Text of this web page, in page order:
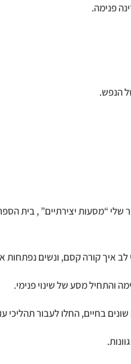
פנימה.
הנפש.
שלי “מסעות יצירתיים” , בית
איך קורה קסם, ונשים נפתחות
והתחיל מסע של שינוי פנימי.
בחיים, החלו לעבור תהליכי